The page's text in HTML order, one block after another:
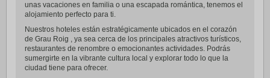
unas vacaciones en familia o una escapada romántica, tenemos el
alojamiento perfecto para ti.
Nuestros hoteles están estratégicamente ubicados en el corazón
de Grau Roig , ya sea cerca de los principales atractivos turísticos,
restaurantes de renombre o emocionantes actividades. Podrás
sumergirte en la vibrante cultura local y explorar todo lo que la
ciudad tiene para ofrecer.